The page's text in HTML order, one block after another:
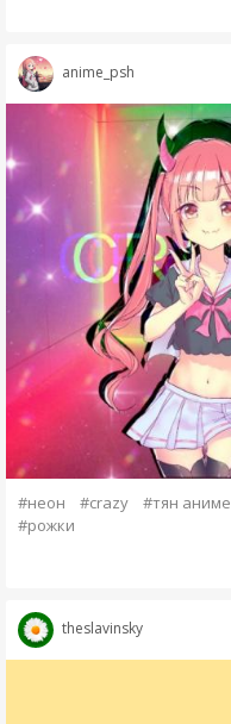
anime_psh
#неон #crazy #тян аниме
#рожки
theslavinsky